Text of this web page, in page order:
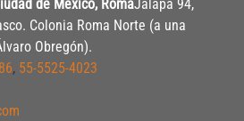
de México, RomaJalapa 94,
Colonia Roma Norte (a una
Obregón).
, 55-5525-4023